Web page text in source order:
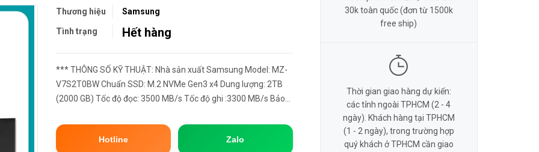
Thương hiệu Samsung
Tình trạng Hết hàng
*** THÔNG SỐ KỸ THUẬT: Nhà sản xuất Samsung Model: MZ-
V7S2T0BW Chuẩn SSD: M.2 NVMe Gen3 x4 Dung lượng: 2TB
(2000 GB) Tốc độ đọc: 3500 MB/s Tốc độ ghi :3300 MB/s Bảo
SSD) Phầm mềm chuyển hệ đ...
Hotline
Zalo
30k toàn quốc (đơn từ 1500k
free ship)
Thời gian giao hàng dự kiến:
các tỉnh ngoài TPHCM (2 - 4
ngày). Khách hàng tại TPHCM
(1 - 2 ngày), trong trường hợp
quý khách ở TPHCM cần giao